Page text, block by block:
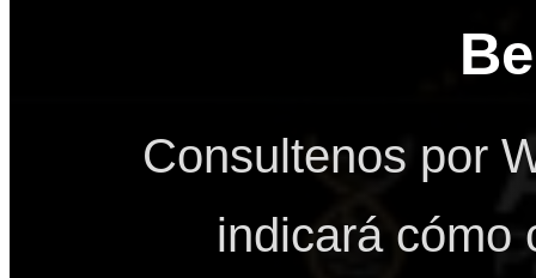
Consultenos por
indicará cómo